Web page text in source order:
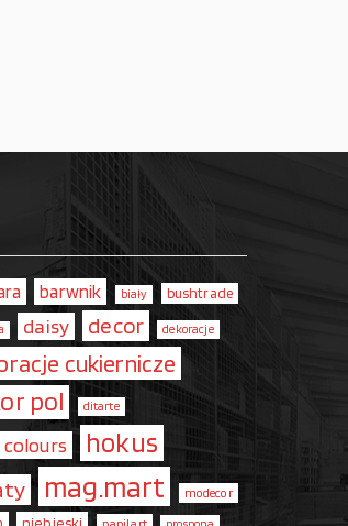
barwnik biały bushtrade
daisy decor dekoracje
cukiernicze
pol ditarte
hokus
mag.mart modecor